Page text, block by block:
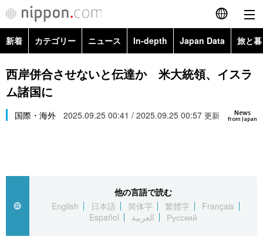
English
简体字
Русский
カテゴリー
経済・ビジネス
国際
トップ
アーカイブ
In-depth
Japan Data
新着 カテゴリー ニュース In-depth Japan Data 旅と
政治・外交
経済・ビジネス
Topics
西岸併合させないと伝達か 米大統領、イスラ
ム諸国に
News
from Japan
国際・海外 2025.09.25 00:41 / 2025.09.25 00:57 更新
他の言語で読む
English
日本語 简体字 繁體字
Français
Español
العربية Русский